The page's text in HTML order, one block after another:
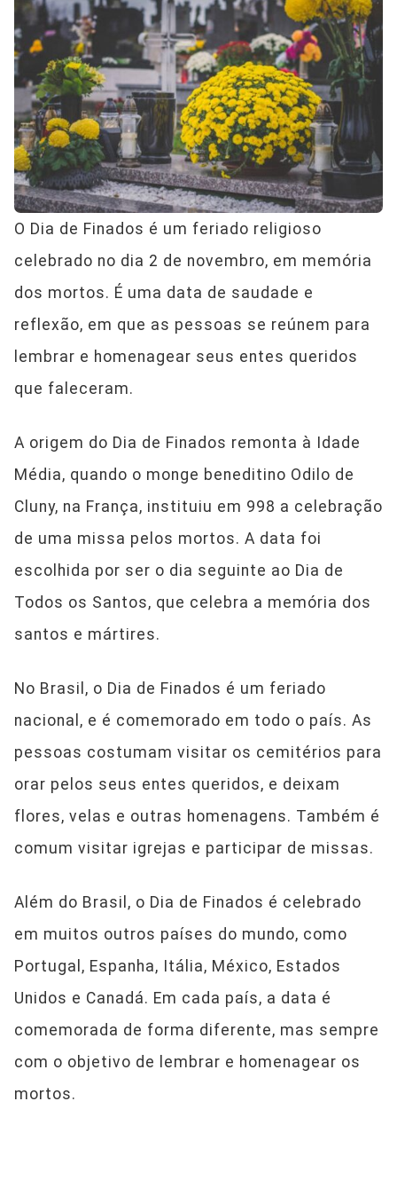
O Dia de Finados é um feriado religioso
celebrado no dia 2 de novembro, em memória
dos mortos. É uma data de saudade e
reflexão, em que as pessoas se reúnem para
lembrar e homenagear seus entes queridos
que faleceram.
A origem do Dia de Finados remonta à Idade
Média, quando o monge beneditino Odilo de
Cluny, na França, instituiu em 998 a celebração
de uma missa pelos mortos. A data foi
escolhida por ser o dia seguinte ao Dia de
Todos os Santos, que celebra a memória dos
santos e mártires.
No Brasil, o Dia de Finados é um feriado
nacional, e é comemorado em todo o país. As
pessoas costumam visitar os cemitérios para
orar pelos seus entes queridos, e deixam
flores, velas e outras homenagens. Também é
comum visitar igrejas e participar de missas.
Além do Brasil, o Dia de Finados é celebrado
em muitos outros países do mundo, como
Portugal, Espanha, Itália, México, Estados
Unidos e Canadá. Em cada país, a data é
comemorada de forma diferente, mas sempre
com o objetivo de lembrar e homenagear os
mortos.